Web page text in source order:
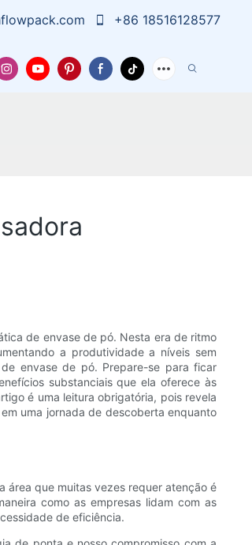
+86 18516128577
Notícias Entre Em Contato Conosco
de envase de pó. Nesta era de ritmo
a produtividade a níveis sem
envase de pó. Prepare-se para ficar
substanciais que ela oferece às
é uma leitura obrigatória, pois revela
uma jornada de descoberta enquanto
área que muitas vezes requer atenção é
como as empresas lidam com as
de eficiência.